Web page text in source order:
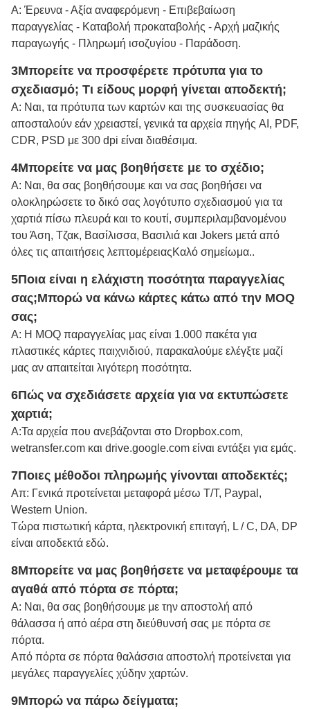
Α: Έρευνα - Αξία αναφερόμενη - Επιβεβαίωση
παραγγελίας - Καταβολή προκαταβολής - Αρχή μαζικής
παραγωγής - Πληρωμή ισοζυγίου - Παράδοση.
3Μπορείτε να προσφέρετε πρότυπα για το
σχεδιασμό; Τι είδους μορφή γίνεται αποδεκτή;
Α: Ναι, τα πρότυπα των καρτών και της συσκευασίας θα
αποσταλούν εάν χρειαστεί, γενικά τα αρχεία πηγής AI, PDF,
CDR, PSD με 300 dpi είναι διαθέσιμα.
4Μπορείτε να μας βοηθήσετε με το σχέδιο;
Α: Ναι, θα σας βοηθήσουμε και να σας βοηθήσει να
ολοκληρώσετε το δικό σας λογότυπο σχεδιασμού για τα
χαρτιά πίσω πλευρά και το κουτί, συμπεριλαμβανομένου
του Άση, Τζακ, Βασίλισσα, Βασιλιά και Jokers μετά από
όλες τις απαιτήσεις λεπτομέρειαςΚαλό σημείωμα..
5Ποια είναι η ελάχιστη ποσότητα παραγγελίας
σας;Μπορώ να κάνω κάρτες κάτω από την MOQ
σας;
Α: Η MOQ παραγγελίας μας είναι 1.000 πακέτα για
πλαστικές κάρτες παιχνιδιού, παρακαλούμε ελέγξτε μαζί
μας αν απαιτείται λιγότερη ποσότητα.
6Πώς να σχεδιάσετε αρχεία για να εκτυπώσετε
χαρτιά;
Α:Τα αρχεία που ανεβάζονται στο Dropbox.com,
wetransfer.com και drive.google.com είναι εντάξει για εμάς.
7Ποιες μέθοδοι πληρωμής γίνονται αποδεκτές;
Απ: Γενικά προτείνεται μεταφορά μέσω Τ/Τ, Paypal,
Western Union.
Τώρα πιστωτική κάρτα, ηλεκτρονική επιταγή, L / C, DA, DP
είναι αποδεκτά εδώ.
8Μπορείτε να μας βοηθήσετε να μεταφέρουμε τα
αγαθά από πόρτα σε πόρτα;
Α: Ναι, θα σας βοηθήσουμε με την αποστολή από
θάλασσα ή από αέρα στη διεύθυνσή σας με πόρτα σε
πόρτα.
Από πόρτα σε πόρτα θαλάσσια αποστολή προτείνεται για
μεγάλες παραγγελίες χύδην χαρτών.
9Μπορώ να πάρω δείγματα;